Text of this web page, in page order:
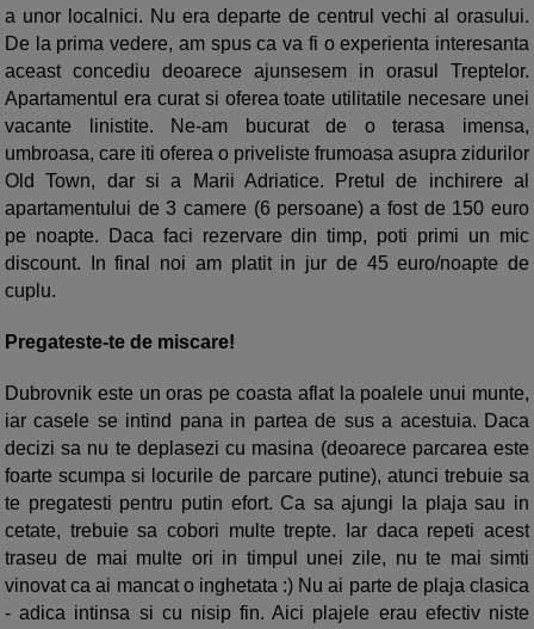
a unor localnici. Nu era departe de centrul vechi al orasului.
De la prima vedere, am spus ca va fi o experienta interesanta
aceast concediu deoarece ajunsesem in orasul Treptelor.
Apartamentul era curat si oferea toate utilitatile necesare unei
vacante linistite. Ne-am bucurat de o terasa imensa,
umbroasa, care iti oferea o priveliste frumoasa asupra zidurilor
Old Town, dar si a Marii Adriatice. Pretul de inchirere al
apartamentului de 3 camere (6 persoane) a fost de 150 euro
pe noapte. Daca faci rezervare din timp, poti primi un mic
discount. In final noi am platit in jur de 45 euro/noapte de
cuplu.
Pregateste-te de miscare!
Dubrovnik este un oras pe coasta aflat la poalele unui munte,
iar casele se intind pana in partea de sus a acestuia. Daca
decizi sa nu te deplasezi cu masina (deoarece parcarea este
foarte scumpa si locurile de parcare putine), atunci trebuie sa
te pregatesti pentru putin efort. Ca sa ajungi la plaja sau in
cetate, trebuie sa cobori multe trepte. Iar daca repeti acest
traseu de mai multe ori in timpul unei zile, nu te mai simti
vinovat ca ai mancat o inghetata :) Nu ai parte de plaja clasica
- adica intinsa si cu nisip fin. Aici plajele erau efectiv niste